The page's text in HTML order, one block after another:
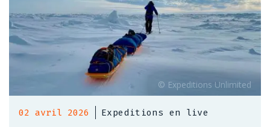
02 avril 2026 Expeditions en live